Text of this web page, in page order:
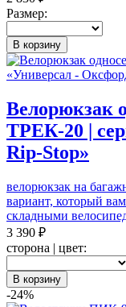
Размер:
В корзину
Велорюкзак
ТРЕК-20 |
Rip-Stop»
велорюкзак на
вариант, который
складными
3 390 ₽
сторона | цвет:
В корзину
-24%